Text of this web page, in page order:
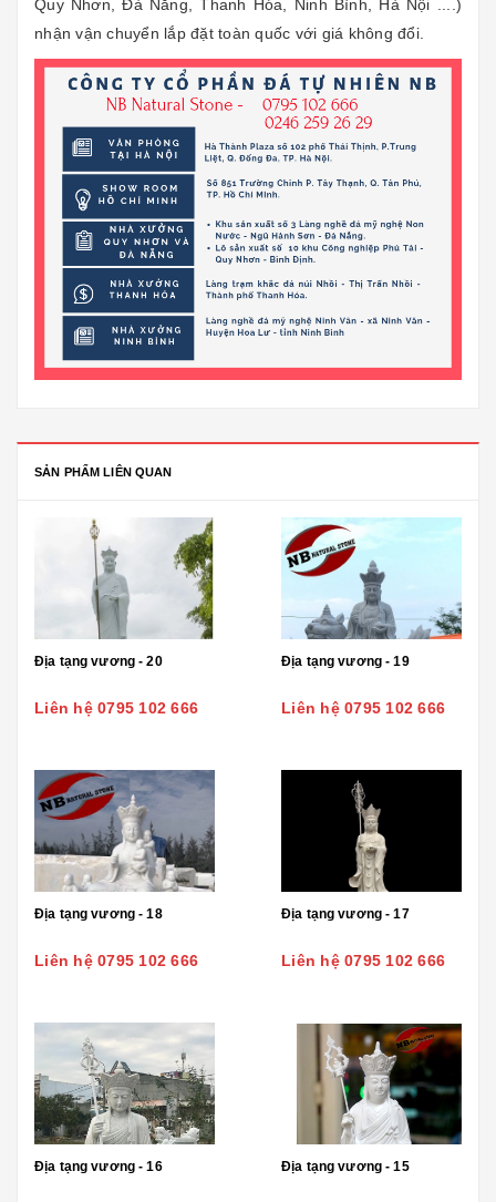
Quy Nhơn, Đà Nẵng, Thanh Hóa, Ninh Bình, Hà Nội ....)
nhận vận chuyển lắp đặt toàn quốc với giá không đổi.
SẢN PHẨM LIÊN QUAN
Địa tạng vương - 20
Liên hệ 0795 102 666
Địa tạng vương - 19
Liên hệ 0795 102 666
Địa tạng vương - 18
Liên hệ 0795 102 666
Địa tạng vương - 17
Liên hệ 0795 102 666
Địa tạng vương - 16 Địa tạng vương - 15